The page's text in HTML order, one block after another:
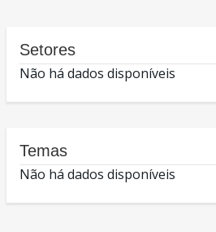
Setores
Não há dados disponíveis
Temas
Não há dados disponíveis